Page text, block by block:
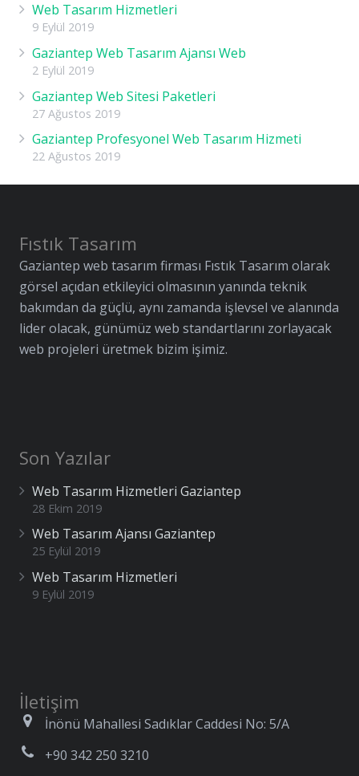
Web Tasarım Hizmetleri
9 Eylül 2019
Gaziantep Web Tasarım Ajansı Web
2 Eylül 2019
Gaziantep Web Sitesi Paketleri
27 Ağustos 2019
Gaziantep Profesyonel Web Tasarım Hizmeti
22 Ağustos 2019
Fıstık Tasarım
Gaziantep web tasarım firması Fıstık Tasarım olarak
görsel açıdan etkileyici olmasının yanında teknik
bakımdan da güçlü, aynı zamanda işlevsel ve alanında
lider olacak, günümüz web standartlarını zorlayacak
web projeleri üretmek bizim işimiz.
Son Yazılar
Web Tasarım Hizmetleri Gaziantep
28 Ekim 2019
Web Tasarım Ajansı Gaziantep
25 Eylül 2019
Web Tasarım Hizmetleri
9 Eylül 2019
İletişim
İnönü Mahallesi Sadıklar Caddesi No: 5/A
+90 342 250 3210